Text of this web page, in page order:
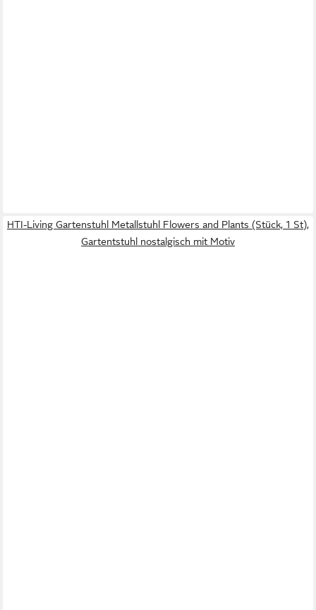
HTI-Living Gartenstuhl Metallstuhl Flowers and Plants (Stück, 1 St),
Gartentstuhl nostalgisch mit Motiv